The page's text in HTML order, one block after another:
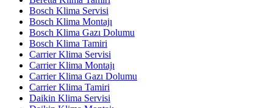
Bosch Klima Servisi
Bosch Klima Montajı
Bosch Klima Gazı Dolumu
Bosch Klima Tamiri
Carrier Klima Servisi
Carrier Klima Montajı
Carrier Klima Gazı Dolumu
Carrier Klima Tamiri
Daikin Klima Servisi